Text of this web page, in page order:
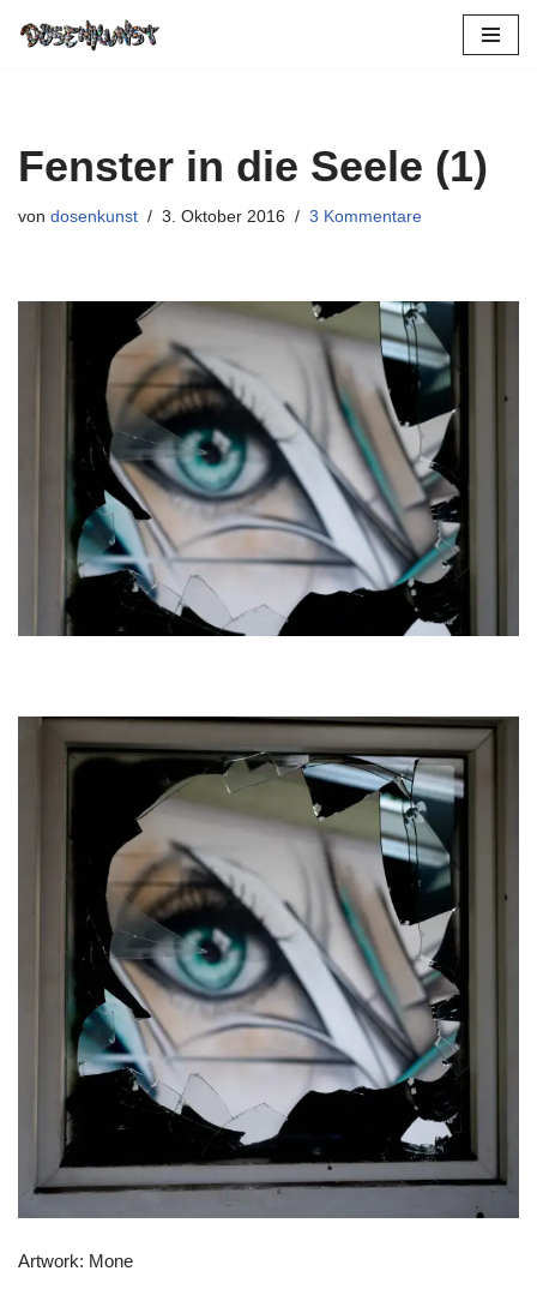
Fenster in die Seele (1)
von dosenkunst 3. Oktober 2016 3 Kommentare
Artwork: Mone